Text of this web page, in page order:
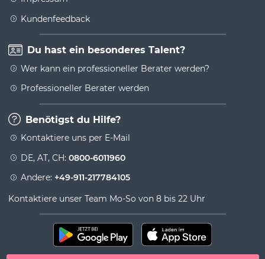
Kundenfeedback
Du hast ein besonderes Talent?
Wer kann ein professioneller Berater werden?
Professioneller Berater werden
Benötigst du Hilfe?
Kontaktiere uns per E-Mail
DE, AT, CH: 0800-6011960
Andere: +49-911-217784105
Kontaktiere unser Team Mo-So von 8 bis 22 Uhr